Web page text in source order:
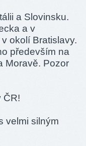
a Slovinsku.
a v
okolí Bratislavy.
především na
Moravě. Pozor
ČR!
velmi silným